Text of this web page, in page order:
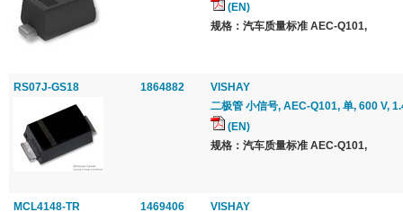
(EN)
规格：汽车质量标准 AEC-Q101,
RS07J-GS18 1864882
VISHAY
二极管 小信号, AEC-Q101, 单, 600 V,
(EN)
规格：汽车质量标准 AEC-Q101,
MCL4148-TR 1469406
VISHAY